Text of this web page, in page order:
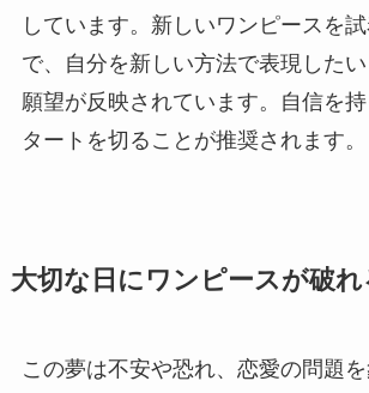
しています。新しいワンピースを
で、自分を新しい方法で表現した
願望が反映されています。
自信を
タートを切る ことが推奨されます。
大切な日にワンピースが破れ
この夢は不安や恐れ、恋愛の問題